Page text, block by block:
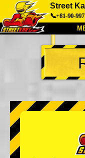
Street
📞+81-90-
Acerca de
Empresa
Tokyo Shinagawa
Tokyo